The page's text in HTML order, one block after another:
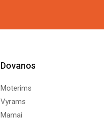
Dovanos
Moterims
Vyrams
Mamai